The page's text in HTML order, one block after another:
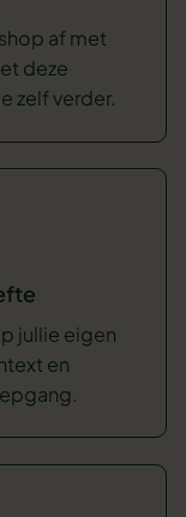
af met
deze
zelf verder.
jullie eigen
en